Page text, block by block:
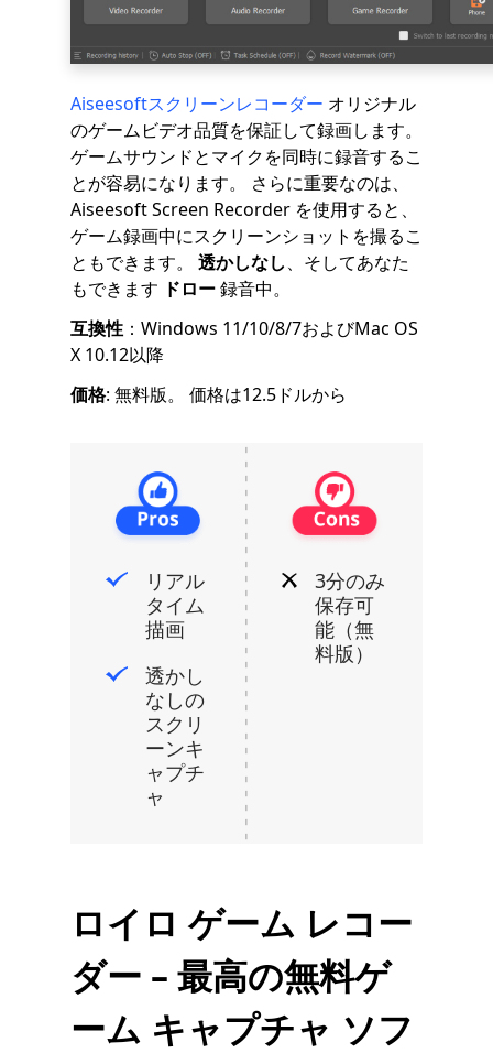
Aiseesoftスクリーンレコーダー オリジナル
のゲームビデオ品質を保証して録画します。
ゲームサウンドとマイクを同時に録音するこ
とが容易になります。 さらに重要なのは、
Aiseesoft Screen Recorder を使用すると、
ゲーム録画中にスクリーンショットを撮るこ
ともできます。 透かしなし、そしてあなた
もできます ドロー録音中。
互換性 ：Windows 11/10/8/7およびMac OS
X 10.12以降
価格: 無料版。 価格は12.5ドルから
リアル
タイム
描画
透かし
なしの
スクリ
ーンキ
ャプチ
ャ
3分のみ
保存可
能（無
料版）
ロイロ ゲーム レコー
ダー – 最高の無料ゲ
ーム キャプチャ ソフ